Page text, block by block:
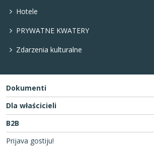
Hotele
PRYWATNE KWATERY
Zdarzenia kulturalne
Dokumenti
Dla właścicieli
B2B
Prijava gostiju!